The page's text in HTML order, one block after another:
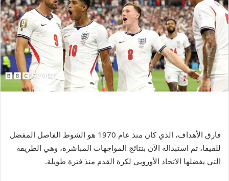
فارق الأهداف، الذي كان منذ عام 1970 هو الشوط الفاصل المفضل
للفيفا، تم استبداله الآن بنتائج المواجهات المباشرة، وهي الطريقة
التي يفضلها الاتحاد الأوروبي لكرة القدم منذ فترة طويلة.